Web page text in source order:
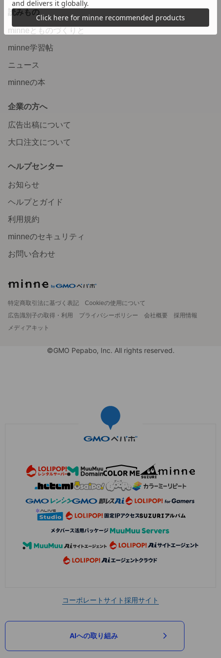
読みもの
minneとものづくりと
minne学習帖
ニュース
minneの本
企業の方へ
広告出稿について
大口注文について
ヘルプセンター
お知らせ
ヘルプとガイド
利用規約
minneのセキュリティ
お問い合わせ
特定商取引法に基づく表記
Cookieの使用について
広告識別子の取得・利用
プライバシーポリシー 会社概要
採用情報
メディアキット
©GMO Pepabo, Inc. All rights reserved.
コーポレートサイト採用サイト
AIへの取り組み